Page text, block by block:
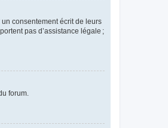
consentement écrit de leurs
pas d’assistance légale ;
forum.